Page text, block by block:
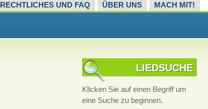
RECHTLICHES UND FAQ ÜBER UNS MACH MIT!
LIEDSUCHE
Klicken Sie auf einen Begriff um
eine Suche zu beginnen.